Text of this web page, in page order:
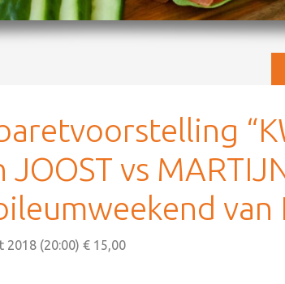
JOOST vs
van
2018 (20:00) € 15,00